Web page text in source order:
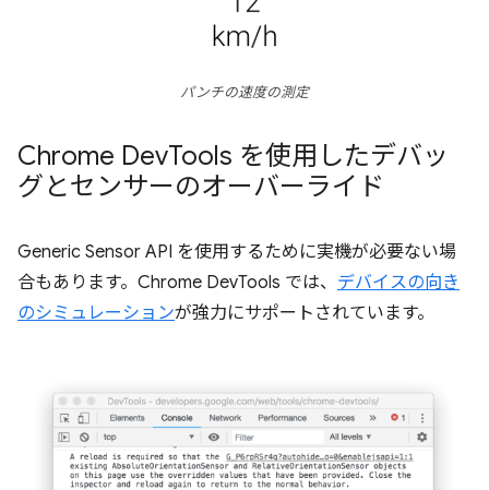
パンチの速度の測定
Chrome DevTools を使用したデバッ
グとセンサーのオーバーライド
Generic Sensor API を使用するために実機が必要ない場
合もあります。Chrome DevTools では、 デバイスの向き
のシミュレーションが強力にサポートされています。